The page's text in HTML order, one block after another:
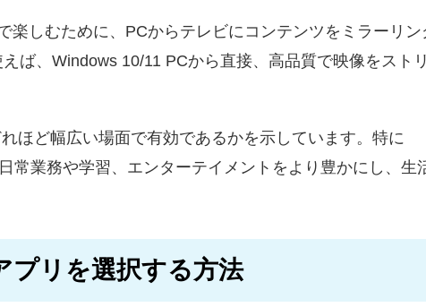
楽しむために、PCからテレビにコンテンツをミラーリン
ば、Windows 10/11 PCから直接、高品質で映像をストリ
ほど幅広い場面で有効であるかを示しています。特に
常業務や学習、エンターテイメントをより豊かにし、生
プリを選択する方法